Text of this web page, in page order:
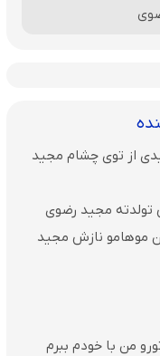
از توی چشام مجید
تولدته مجید رضوی
موهامو نازش مجید
من با خودم ببرم